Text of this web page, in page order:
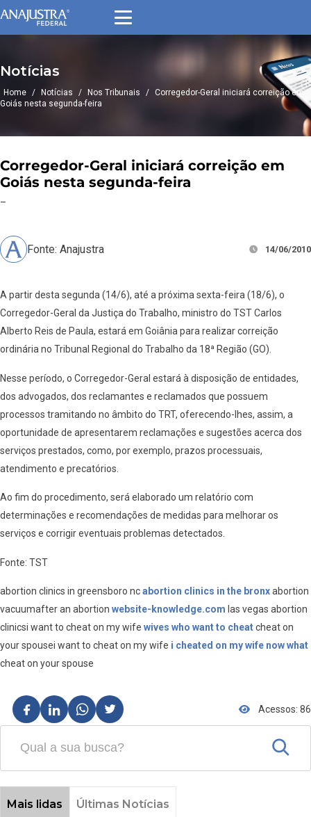
Notícias
Home / Notícias / Nos Tribunais / Corregedor-Geral iniciará correição em
Goiás nesta segunda-feira
Corregedor-Geral iniciará correição em
Goiás nesta segunda-feira
–
Fonte: Anajustra 14/06/2010
A partir desta segunda (14/6), até a próxima sexta-feira (18/6), o
Corregedor-Geral da Justiça do Trabalho, ministro do TST Carlos
Alberto Reis de Paula, estará em Goiânia para realizar correição
ordinária no Tribunal Regional do Trabalho da 18ª Região (GO).
Nesse período, o Corregedor-Geral estará à disposição de entidades,
dos advogados, dos reclamantes e reclamados que possuem
processos tramitando no âmbito do TRT, oferecendo-lhes, assim, a
oportunidade de apresentarem reclamações e sugestões acerca dos
serviços prestados, como, por exemplo, prazos processuais,
atendimento e precatórios.
Ao fim do procedimento, será elaborado um relatório com
determinações e recomendações de medidas para melhorar os
serviços e corrigir eventuais problemas detectados.
Fonte: TST
abortion clinics in greensboro ncabortion clinics in the bronxabortion
vacuumafter an abortion website-knowledge.com las vegas abortion
clinicsi want to cheat on my wife wives who want to cheatcheat on
your spousei want to cheat on my wife i cheated on my wife now what
cheat on your spouse
Acessos: 86
Mais lidas Últimas Notícias